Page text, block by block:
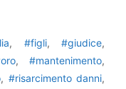
, #figli,#giudice,
, #mantenimento,
, #risarcimento danni,